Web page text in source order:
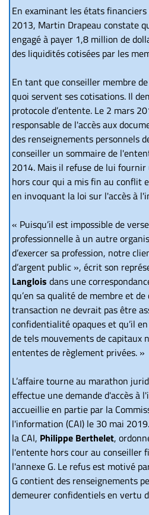
En examinant les états financiers
2013, Martin Drapeau constate
engagé à payer 1,8 million de
des liquidités cotisées par les
En tant que conseiller membre
quoi servent ses cotisations. Il
protocole d’entente. Le 2 mars
responsable de l'accès aux
des renseignements personnels
conseiller un sommaire de
2014. Mais il refuse de lui
hors cour qui a mis fin au conflit
en invoquant la loi sur l'accès à
« Puisqu’il est impossible de
professionnelle à un autre
d’exercer sa profession, notre
d’argent public », écrit son
Langlois dans une
qu’en sa qualité de membre et
transaction ne devrait pas être
confidentialité opaques et qu’il
de tels mouvements de capitaux
ententes de règlement privées. »
L’affaire tourne au marathon
effectue une demande d'accès à
accueillie en partie par la
l'information (CAI) le 30 mai
la CAI, Philippe Berthelet,
l'entente hors cour au conseiller
l'annexe G. Le refus est motivé
G contient des renseignements
demeurer confidentiels en vertu